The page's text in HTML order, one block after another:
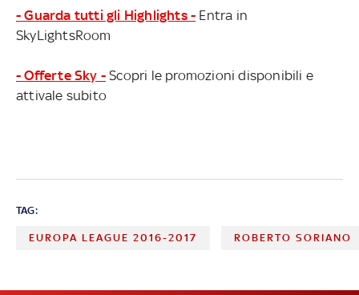
- Guarda tutti gli Highlights - Entra in
SkyLightsRoom
- Offerte Sky - Scopri le promozioni disponibili e
attivale subito
TAG:
EUROPA LEAGUE 2016-2017 ROBERTO SORIANO